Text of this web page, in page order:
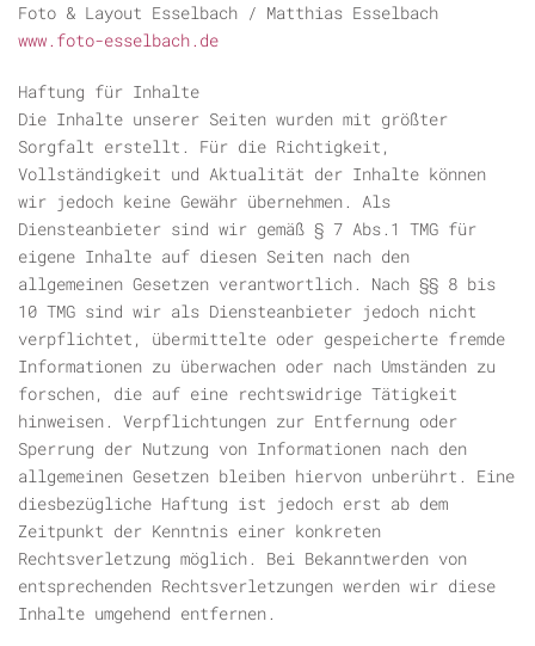
Foto & Layout Esselbach / Matthias Esselbach
www.foto-esselbach.de
Haftung für Inhalte
Die Inhalte unserer Seiten wurden mit größter
Sorgfalt erstellt. Für die Richtigkeit,
Vollständigkeit und Aktualität der Inhalte können
wir jedoch keine Gewähr übernehmen. Als
Diensteanbieter sind wir gemäß § 7 Abs.1 TMG für
eigene Inhalte auf diesen Seiten nach den
allgemeinen Gesetzen verantwortlich. Nach §§ 8 bis
10 TMG sind wir als Diensteanbieter jedoch nicht
verpflichtet, übermittelte oder gespeicherte fremde
Informationen zu überwachen oder nach Umständen zu
forschen, die auf eine rechtswidrige Tätigkeit
hinweisen. Verpflichtungen zur Entfernung oder
Sperrung der Nutzung von Informationen nach den
allgemeinen Gesetzen bleiben hiervon unberührt. Eine
diesbezügliche Haftung ist jedoch erst ab dem
Zeitpunkt der Kenntnis einer konkreten
Rechtsverletzung möglich. Bei Bekanntwerden von
entsprechenden Rechtsverletzungen werden wir diese
Inhalte umgehend entfernen.